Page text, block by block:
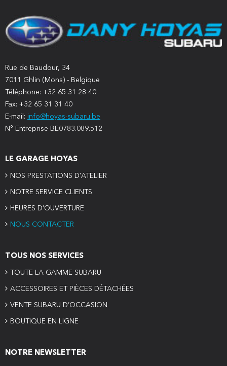
Rue de Baudour, 34
7011 Ghlin (Mons) - Belgique
Téléphone: +32 65 31 28 40
Fax: +32 65 31 31 40
E-mail: info@hoyas-subaru.be
N° Entreprise BE0783.089.512
LE GARAGE HOYAS
NOS PRESTATIONS D'ATELIER
NOTRE SERVICE CLIENTS
HEURES D’OUVERTURE
NOUS CONTACTER
TOUS NOS SERVICES
TOUTE LA GAMME SUBARU
ACCESSOIRES ET PIÈCES DÉTACHÉES
VENTE SUBARU D’OCCASION
BOUTIQUE EN LIGNE
NOTRE NEWSLETTER